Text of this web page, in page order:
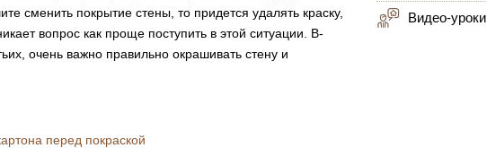
сменить покрытие стены, то придется удалять краску,
вопрос как проще поступить в этой ситуации. В-
очень важно правильно окрашивать стену и
перед покраской
Видео-уроки